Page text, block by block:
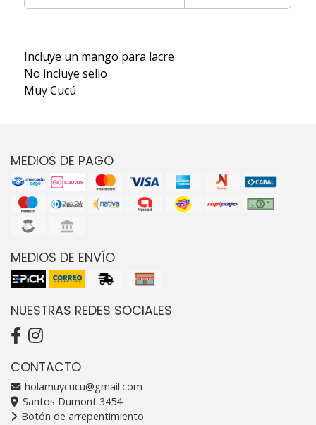
Incluye un mango para lacre
No incluye sello
Muy Cucú
MEDIOS DE PAGO
MEDIOS DE ENVÍO
NUESTRAS REDES SOCIALES
CONTACTO
holamuycucu@gmail.com
Santos Dumont 3454
Botón de arrepentimiento